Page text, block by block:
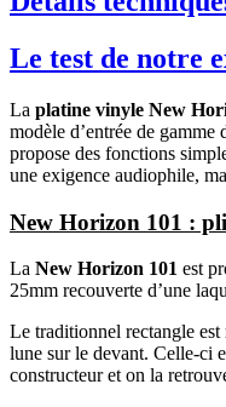
Le test de notre
La platine vinyle New
modèle d’entrée de
propose des fonctions
une exigence audiophile,
New Horizon 101 :
La New Horizon 101 est
25mm recouverte d’une
Le traditionnel rectangle
lune sur le devant. Celle-ci
constructeur et on la